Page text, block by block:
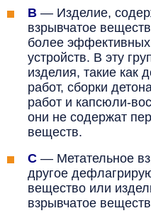
B — Изделие,
взрывчатое
более
устройств. В эту
изделия, такие как
работ, сборки
работ и капсюли-
они не содержат
веществ.
C — Метательное
другое
вещество или
взрывчатое